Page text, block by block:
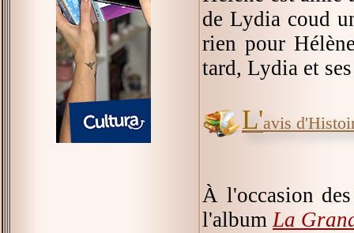
de Lydia coud
rien pour
tard, Lydia et
L'avis
À l'occasion
l'albumLa